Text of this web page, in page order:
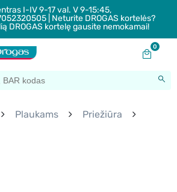
I-IV 9-17 val. V 9-15:45,
| Neturite DROGAS kortelės?
DROGAS kortelę gausite nemokamai!
0
Plaukams
Priežiūra